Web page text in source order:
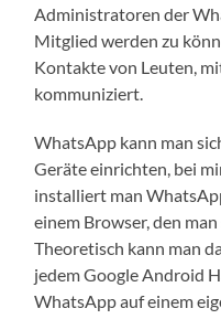
Administratoren der
Mitglied werden zu
Kontakte von Leuten,
kommuniziert.
WhatsApp kann man
Geräte einrichten, bei
installiert man
einem Browser, den
Theoretisch kann man
jedem Google Android
WhatsApp auf einem